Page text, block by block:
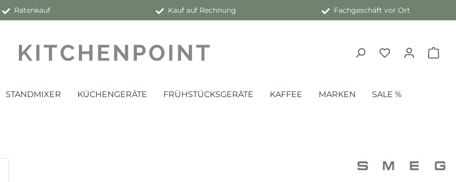
Ratenkauf Kauf auf Rechnung Fachgeschäft vor Ort
STANDMIXER KÜCHENGERÄTE FRÜHSTÜCKSGERÄTE KAFFEE MARKEN SALE %